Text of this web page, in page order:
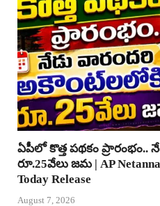
ఏపీలో కొత్త పథకం
రూ.25వేలు జమ | AP
Today Release
August 7, 2026